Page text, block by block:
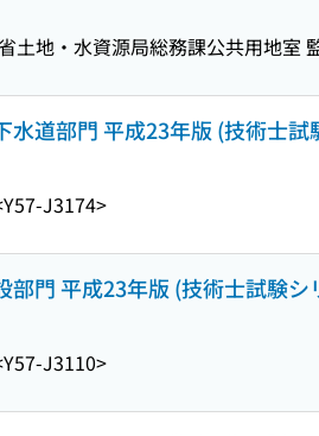
土地・水資源局総務課公共用地室
道部門 平成23年版 (技術士試
J3174>
門 平成23年版 (技術士試験シ
J3110>